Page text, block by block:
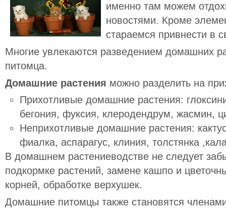
именно там можем
новостями. Кроме
стараемся привнести в
Многие увлекаются разведением домашних
питомца.
Домашние растения можно разделить на
Прихотливыедомашние растения:
бегония, фуксия, клеродендрум, жасмин,
Неприхотливые домашние растения:
фиалка, аспарагус, клиния, толстянка
В домашнем растениеводстве не следует
подкормке растений, замене кашпо и
корней, обработке верхушек.
Домашние питомцы также становятся